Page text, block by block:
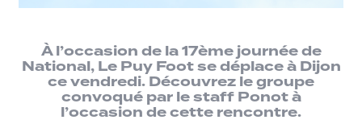
À l’occasion de la 17ème journée de
National, Le Puy Foot se déplace à Dijon
ce vendredi. Découvrez le groupe
convoqué par le staff Ponot à
l’occasion de cette rencontre.